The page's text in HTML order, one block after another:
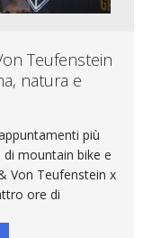
Teufenstein
natura e
più
di mountain bike e
Von Teufenstein x
ore di